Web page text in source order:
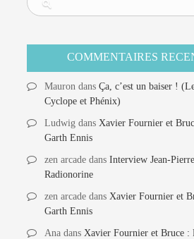
COMMENTAIRES
Mauron dansÇa, c’est un baiser !
Cyclope et Phénix)
Ludwig dansXavier Fournier et
Garth Ennis
zen arcade dansInterview Jean-
Radionorine
zen arcade dansXavier Fournier et
Garth Ennis
Ana dansXavier Fournier et Bruce :